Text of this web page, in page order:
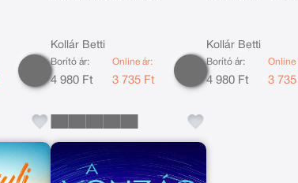
Kollár Betti
Borító ár:
4 980 Ft
Online ár:
3 735 Ft
Kollár Betti
Borító ár:
4 980 Ft
Online
3